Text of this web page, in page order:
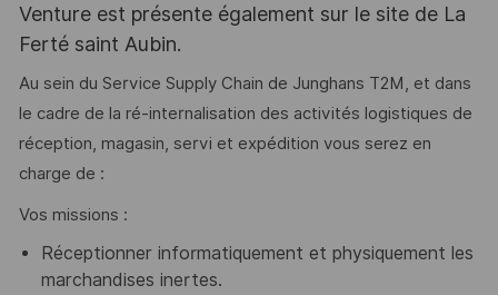
Venture est présente également sur le site de La
Ferté saint Aubin.
Au sein du Service Supply Chain de Junghans T2M, et dans
le cadre de la ré-internalisation des activités logistiques de
réception, magasin, servi et expédition vous serez en
charge de :
Vos missions :
Réceptionner informatiquement et physiquement les
marchandises inertes.